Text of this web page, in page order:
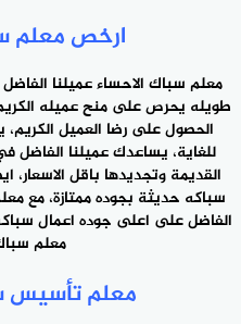
ارخص معلم
معلم سباك الاحساء عميلنا
طويله يحرص على منح عميله
الحصول على رضا العميل الكريم،
للغاية، يساعدك عميلنا الفاضل
القديمة وتجديدها باقل
سباكه حديثة بجوده ممتازة، مع
الفاضل على اعلى جوده اعمال
معلم
معلم تأسيس